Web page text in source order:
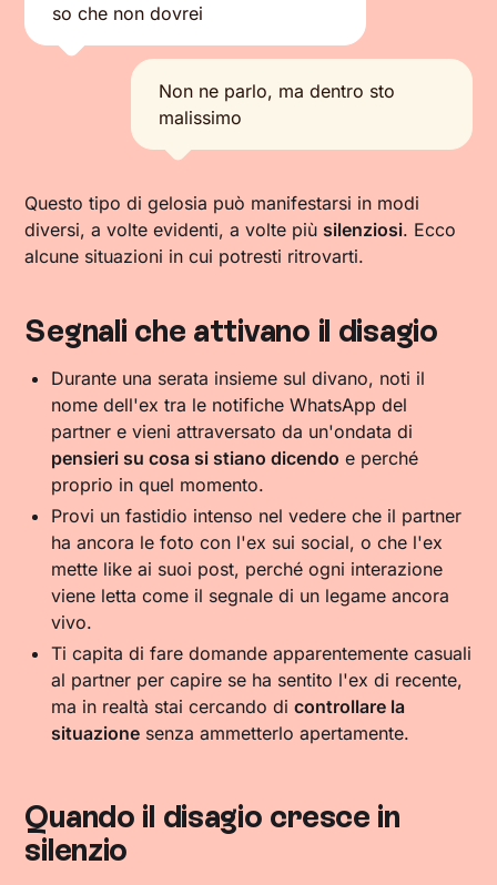
so che non dovrei
Non ne parlo, ma dentro sto
malissimo
Questo tipo di gelosia può manifestarsi in modi
diversi, a volte evidenti, a volte più silenziosi. Ecco
alcune situazioni in cui potresti ritrovarti.
Segnali che attivano il disagio
Durante una serata insieme sul divano, noti il
nome dell'ex tra le notifiche WhatsApp del
partner e vieni attraversato da un'ondata di
pensieri su cosa si stiano dicendo e perché
proprio in quel momento.
Provi un fastidio intenso nel vedere che il partner
ha ancora le foto con l'ex sui social, o che l'ex
mette like ai suoi post, perché ogni interazione
viene letta come il segnale di un legame ancora
vivo.
Ti capita di fare domande apparentemente casuali
al partner per capire se ha sentito l'ex di recente,
ma in realtà stai cercando dicontrollare la
situazione senza ammetterlo apertamente.
Quando il disagio cresce in
silenzio